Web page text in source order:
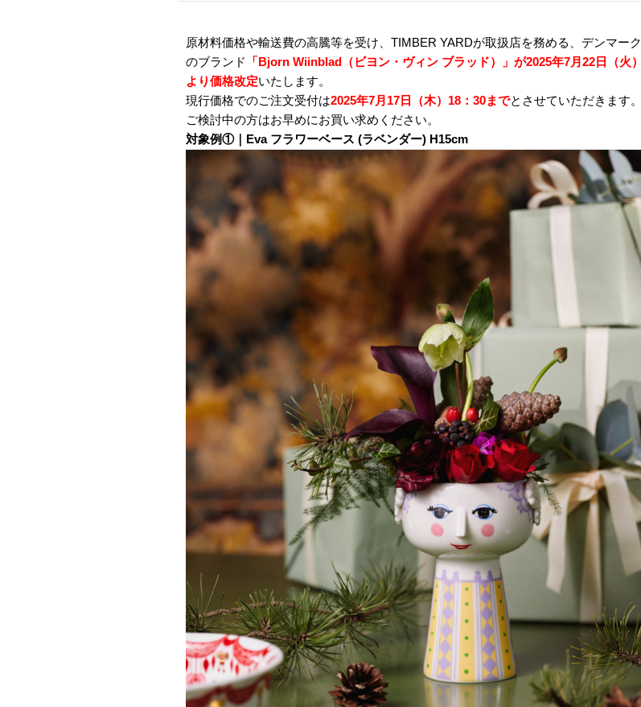
原材料価格や輸送費の高騰等を受け、TIMBER YARDが取扱店を務める、デンマーク
のブランド
「Bjorn Wiinblad（ビヨン・ヴィン ブラッド） 」が2025年7月22日（火）
より価格改定いたします。
現行価格でのご注文受付は2025年7月17日（木）18：30までとさせていただきます。
ご検討中の方はお早めにお買い求めください。
対象例①｜Eva フラワーベース (ラベンダー) H15cm